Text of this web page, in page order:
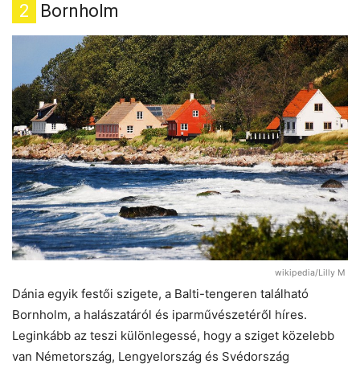
2 Bornholm
wikipedia/Lilly M
Dánia egyik festői szigete, a Balti-tengeren található
Bornholm, a halászatáról és iparművészetéről híres.
Leginkább az teszi különlegessé, hogy a sziget közelebb
van Németország, Lengyelország és Svédország